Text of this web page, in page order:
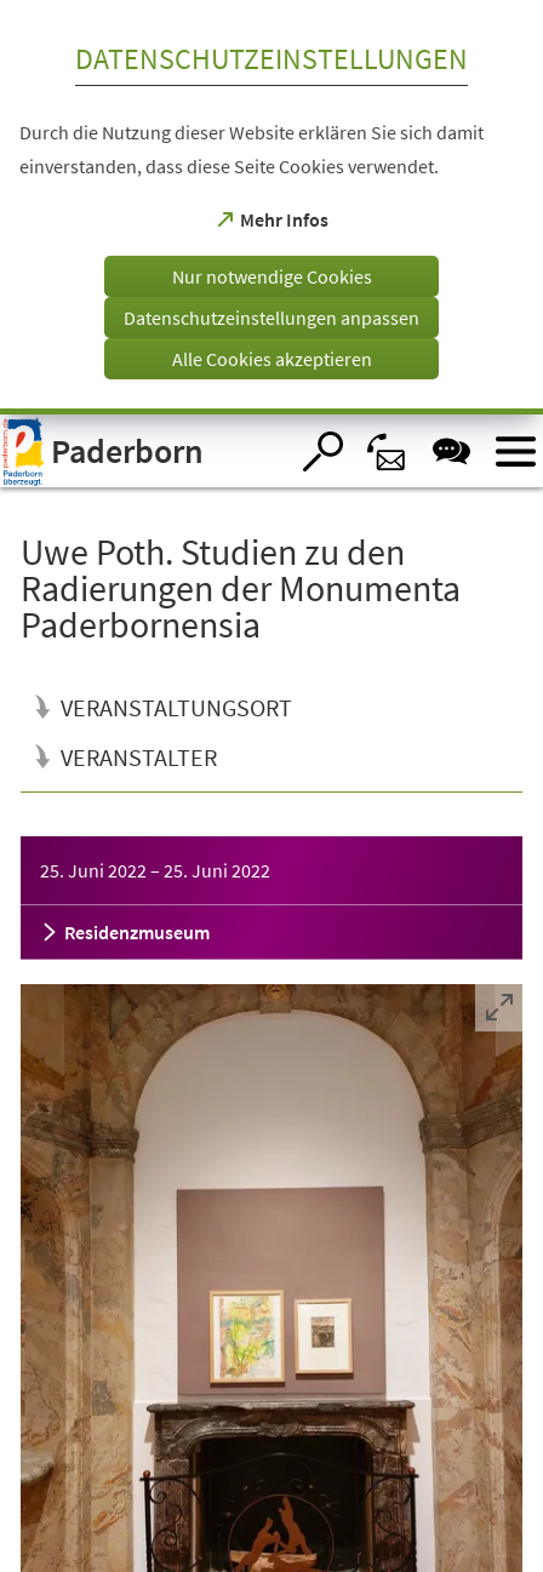
Visuelle
Assistenzsoftware
öffnen.
DATENSCHUTZEINSTELLUNGEN
Durch die Nutzung dieser Website erklären Sie sich damit
einverstanden, dass diese Seite Cookies verwendet.
Mehr Infos
(Öffnet
einem
Tab)
Nur notwendige Cookies
Datenschutzeinstellungen anpassen
Alle Cookies akzeptieren
Paderborn
Uwe Poth. Studien zu den
Radierungen der Monumenta
Paderbornensia
VERANSTALTUNGSORT
VERANSTALTER
25. Juni 2022 – 25. Juni 2022
Residenzmuseum